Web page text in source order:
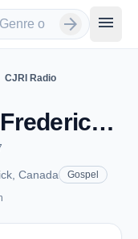
arrow_forward menu
CJRI Radio
CJRI Radio - Fredericton, NB
Canada Gospel